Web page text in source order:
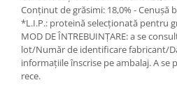
Conţinut de grăsimi: 18,0% - Cenuşă
*L.I.P.: proteină selecţionată pentru
MOD DE ÎNTREBUINŢARE: a se
lot/Număr de identificare fabricant/
informaţiile înscrise pe ambalaj. A se
rece.